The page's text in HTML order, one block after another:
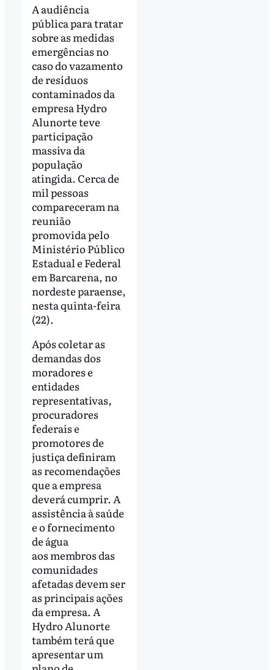
A audiência
pública para tratar
sobre as medidas
emergências no
caso do vazamento
de resíduos
contaminados da
empresa Hydro
Alunorte teve
participação
massiva da
população
atingida. Cerca de
mil pessoas
compareceram na
reunião
promovida pelo
Ministério Público
Estadual e Federal
em Barcarena, no
nordeste paraense,
nesta quinta-feira
(22).
Após coletar as
demandas dos
moradores e
entidades
representativas,
procuradores
federais e
promotores de
justiça definiram
as recomendações
que a empresa
deverá cumprir. A
assistência à saúde
e o fornecimento
de água
aos membros das
comunidades
afetadas devem ser
as principais ações
da empresa. A
Hydro Alunorte
também terá que
apresentar um